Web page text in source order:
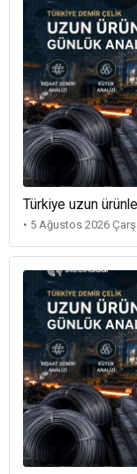
Türkiye uzun
• 5 Ağustos 2026